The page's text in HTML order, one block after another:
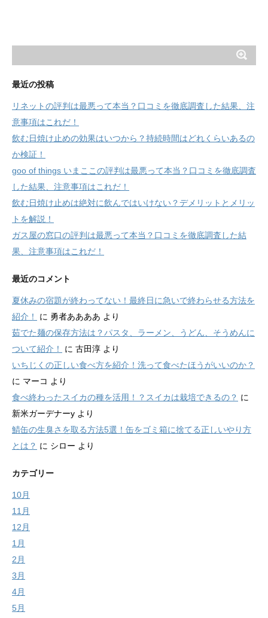
最近の投稿
リネットの評判は最悪って本当？口コミを徹底調査した結果、注
意事項はこれだ！
飲む日焼け止めの効果はいつから？持続時間はどれくらいあるの
か検証！
goo of things いまここの評判は最悪って本当？口コミを徹底調査
した結果、注意事項はこれだ！
飲む日焼け止めは絶対に飲んではいけない？デメリットとメリッ
トを解説！
ガス屋の窓口の評判は最悪って本当？口コミを徹底調査した結
果、注意事項はこれだ！
最近のコメント
夏休みの宿題が終わってない！最終日に急いで終わらせる方法を
紹介！
に 勇者ああああ より
茹でた麺の保存方法は？パスタ、ラーメン、うどん、そうめんに
ついて紹介！
に 古田淳 より
いちじくの正しい食べ方を紹介！洗って食べたほうがいいのか？
に マーコ より
食べ終わったスイカの種を活用！？スイカは栽培できるの？ に
新米ガーデナーy より
鯖缶の生臭さを取る方法5選！缶をゴミ箱に捨てる正しいやり方
とは？ に シロー より
カテゴリー
10月
11月
12月
1月
2月
3月
4月
5月